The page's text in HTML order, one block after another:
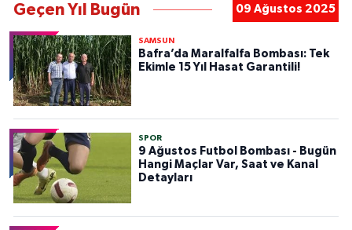
Geçen Yıl Bugün 09 Ağustos 2025
SAMSUN
Bafra’da Maralfalfa Bombası: Tek
Ekimle 15 Yıl Hasat Garantili!
SPOR
9 Ağustos Futbol Bombası - Bugün
Hangi Maçlar Var, Saat ve Kanal
Detayları